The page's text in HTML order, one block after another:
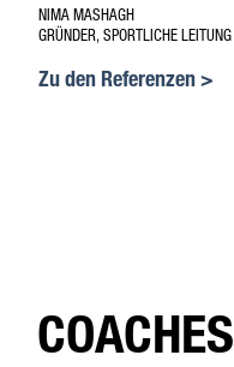
NIMA MASHAGH
GRÜNDER, SPORTLICHE LEITUNG
Zu den Referenzen >
COACHES